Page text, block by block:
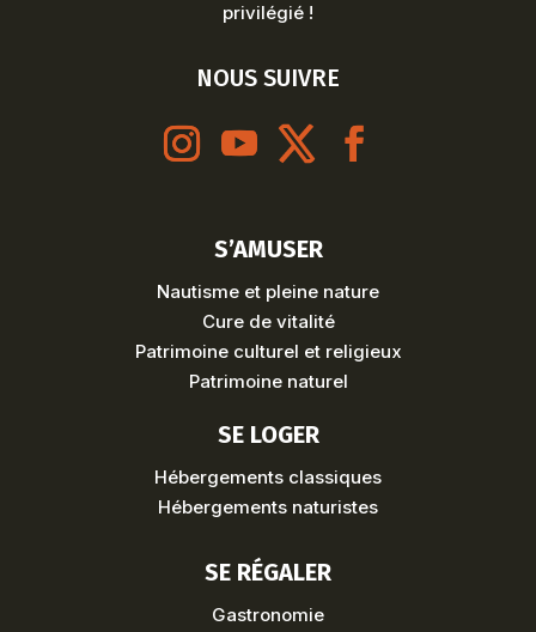
privilégié !
NOUS SUIVRE
S’AMUSER
Nautisme et pleine nature
Cure de vitalité
Patrimoine culturel et religieux
Patrimoine naturel
SE LOGER
Hébergements classiques
Hébergements naturistes
SE RÉGALER
Gastronomie